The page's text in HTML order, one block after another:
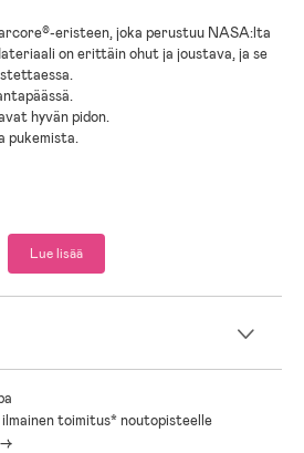
eristeen, joka perustuu NASA:lta
on erittäin ohut ja joustava, ja se
hyvän pidon.
pukemista.
Lue lisää
toimitus* noutopisteelle
>